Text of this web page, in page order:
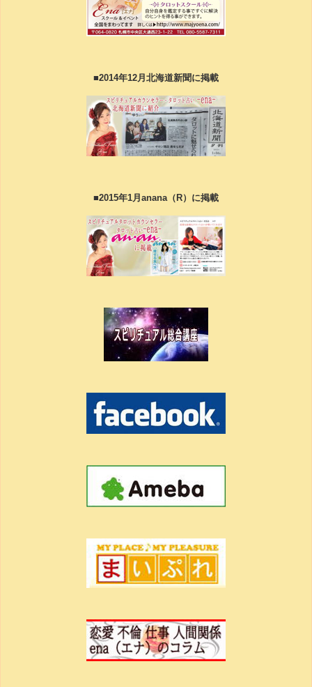
■2014年12月北海道新聞に掲載
■2015年1月anana（R）に掲載